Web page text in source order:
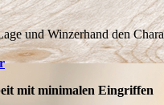
und Winzerhand den
mit minimalen Eingriffen